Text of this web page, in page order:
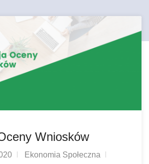
Wniosków
Ekonomia Społeczna